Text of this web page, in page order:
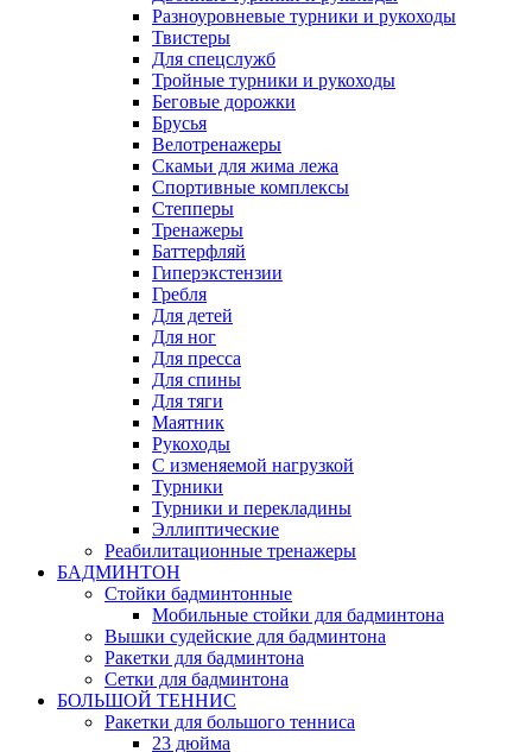
Разноуровневые турники и рукоходы
Твистеры
Для спецслужб
Тройные турники и рукоходы
Беговые дорожки
Брусья
Велотренажеры
Скамьи для жима лежа
Спортивные комплексы
Степперы
Тренажеры
Баттерфляй
Гиперэкстензии
Гребля
Для детей
Для ног
Для пресса
Для спины
Для тяги
Маятник
Рукоходы
С изменяемой нагрузкой
Турники
Турники и перекладины
Эллиптические
Реабилитационные тренажеры
БАДМИНТОН
Стойки бадминтонные
Мобильные стойки для бадминтона
Вышки судейские для бадминтона
Ракетки для бадминтона
Сетки для бадминтона
БОЛЬШОЙ ТЕННИС
Ракетки для большого тенниса
23 дюйма